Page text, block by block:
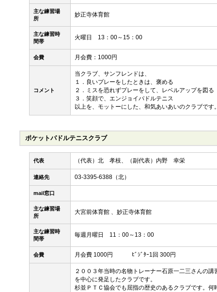
主な練習場
所
妙正寺体育館
主な練習時
間帯
火曜日 13：00～15：00
会費 月会費：1000円
コメント
当クラブ、サンフレンドは、
１．良いプレーをしたときは、褒める
２．ミスを恐れずプレーをして、レベルアップを図る
３．笑顔で、エンジョイパドルテニス
以上を、モットーにした、和気あいあいのクラブです
ポケットパドルテニスクラブ
代表 （代表）北 孝枝、（副代表）内野 幸栄
連絡先 03-3395-6388（北）
mail窓口
主な練習場
所
大宮前体育館 、妙正寺体育館
主な練習時
間帯
毎週月曜日 11：00～13：00
会費 月会費 1000円 ﾋﾞｼﾞﾀｰ1回 300円
２００３年当時の名物トレーナー石原一二三さんの
を中心に発足したクラブです。
杉並ＰＴＣ協会でも屈指の歴史のあるクラブです。何